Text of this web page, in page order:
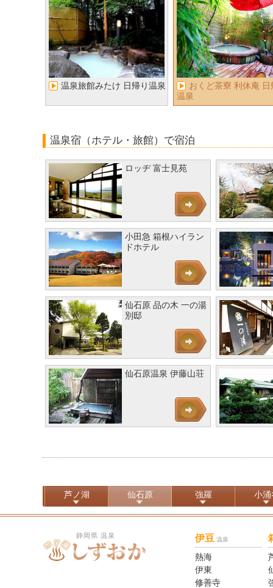
温泉旅館みたけ 日帰り温泉
おくど茶寮 利休庵 日
温泉
温泉宿（ホテル・旅館）で宿泊
ロッヂ 富士見苑
小田急 箱根ハイラン
ドホテル
仙石原 品の木 一の湯
別邸
仙石原温泉 伊藤山荘
芦ノ湖 仙石原 強羅 小涌
静岡県 温泉 伊豆 温泉
熱海
伊東
修善寺